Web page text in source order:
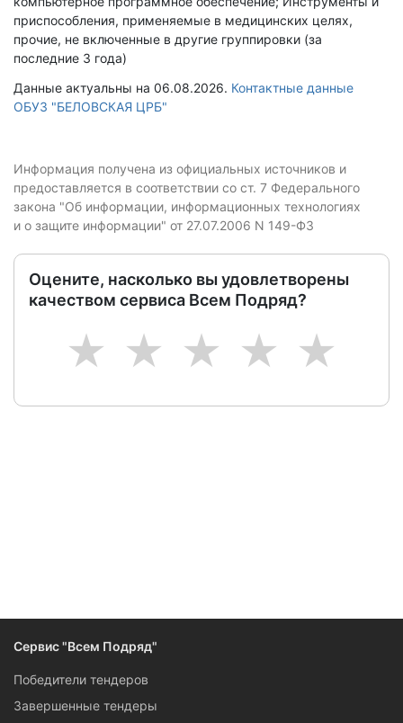
приспособления, применяемые в медицинских целях,
прочие, не включенные в другие группировки (за
последние 3 года)
Данные актуальны на 06.08.2026. Контактные данные
ОБУЗ "БЕЛОВСКАЯ ЦРБ"
Информация получена из официальных источников и
предоставляется в соответствии со ст. 7 Федерального
закона "Об информации, информационных технологиях
и о защите информации" от 27.07.2006 N 149-ФЗ
Оцените, насколько вы удовлетворены
качеством сервиса Всем Подряд?
5
4
3
2
1
Сервис "Всем Подряд"
Победители тендеров
Завершенные тендеры